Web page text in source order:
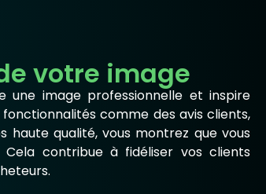
votre image
image professionnelle et inspire
comme des avis clients,
haute qualité, vous montrez que vous
contribue à fidéliser vos clients